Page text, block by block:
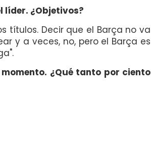
líder. ¿Objetivos?
títulos. Decir que el Barça no va
y a veces, no, pero el Barça es
¿Qué tanto por ciento